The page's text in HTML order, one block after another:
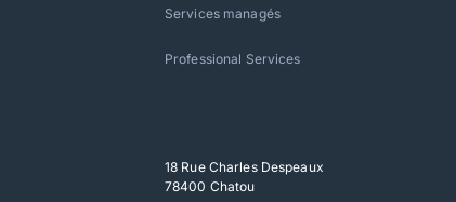
Services managés
Professional Services
18 Rue Charles Despeaux
78400 Chatou